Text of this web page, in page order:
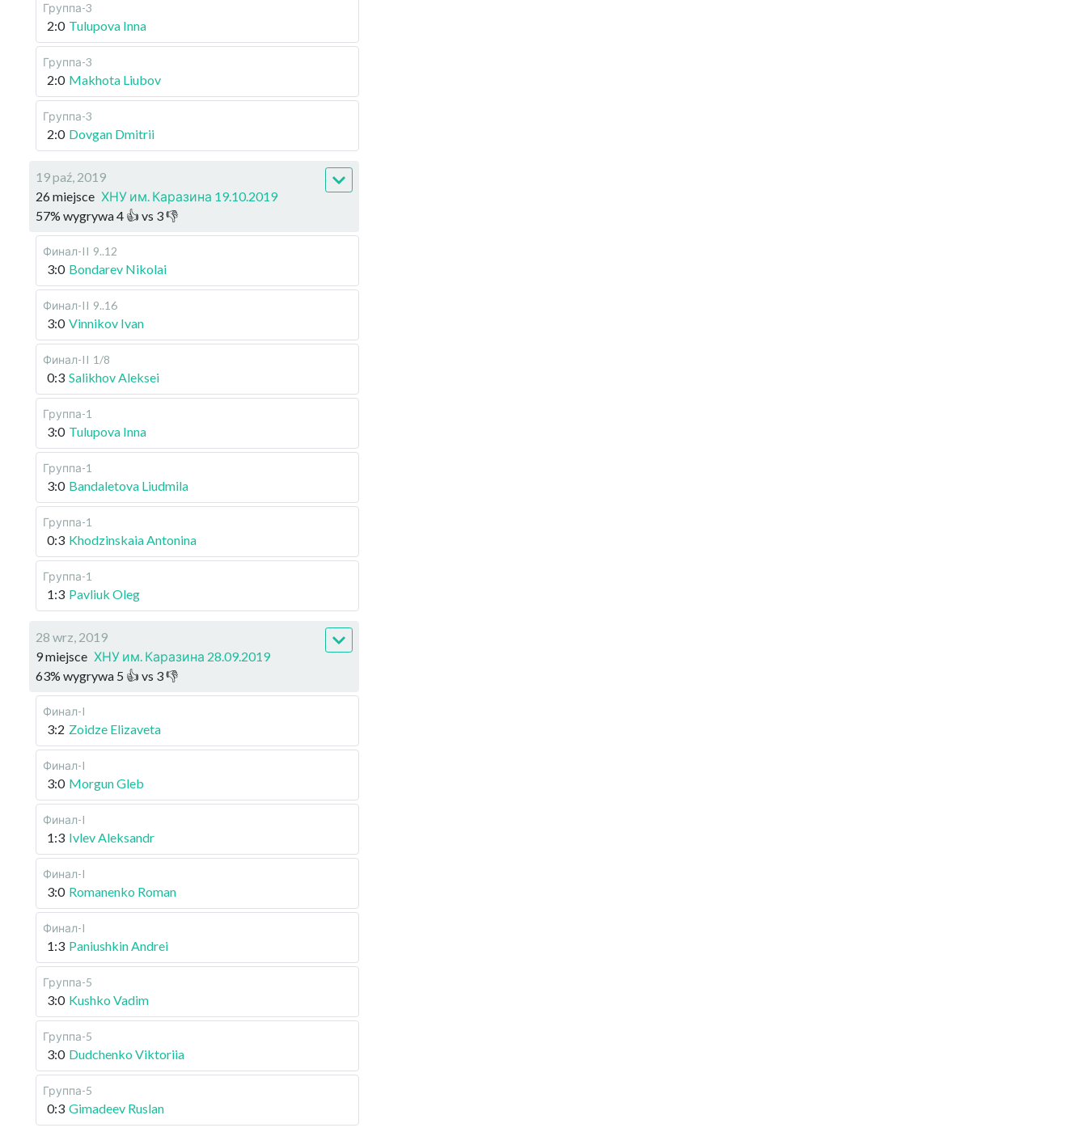
Группа-3
2:0 Tulupova Inna
Группа-3
2:0 Makhota Liubov
Группа-3
2:0 Dovgan Dmitrii
19 paź, 2019
26 miejsce ХНУ им. Каразина 19.10.2019
57% wygrywa4 👍 vs 3👎
Финал-II 9..12
3:0 Bondarev Nikolai
Финал-II 9..16
3:0 Vinnikov Ivan
Финал-II 1/8
0:3 Salikhov Aleksei
Группа-1
3:0 Tulupova Inna
Группа-1
3:0 Bandaletova Liudmila
Группа-1
0:3 Khodzinskaia Antonina
Группа-1
1:3 Pavliuk Oleg
28 wrz, 2019
9 miejsce ХНУ им. Каразина 28.09.2019
63% wygrywa 5 👍 vs 3👎
Финал-I
3:2 Zoidze Elizaveta
Финал-I
3:0 Morgun Gleb
Финал-I
1:3 Ivlev Aleksandr
Финал-I
3:0 Romanenko Roman
Финал-I
1:3 Paniushkin Andrei
Группа-5
3:0 Kushko Vadim
Группа-5
3:0 Dudchenko Viktoriia
Группа-5
0:3 Gimadeev Ruslan